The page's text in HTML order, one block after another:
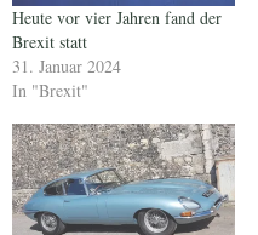
Heute vor vier Jahren fand der
Brexit statt
31. Januar 2024
In "Brexit"